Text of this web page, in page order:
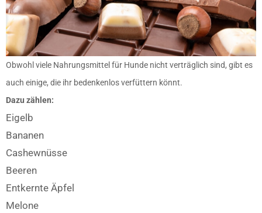
Obwohl viele Nahrungsmittel für Hunde nicht verträglich sind, gibt es
auch einige, die ihr bedenkenlos verfüttern könnt.
Dazu zählen:
Eigelb
Bananen
Cashewnüsse
Beeren
Entkernte Äpfel
Melone